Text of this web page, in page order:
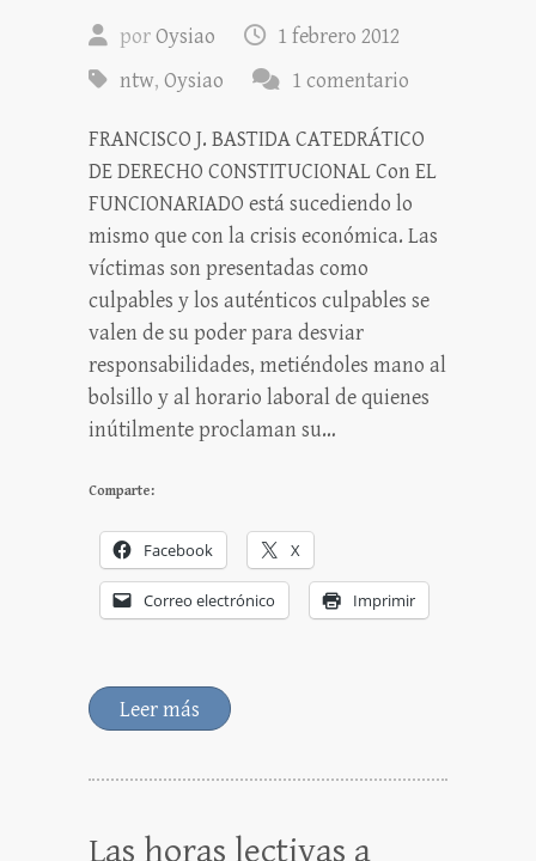
porOysiao
1 febrero 2012
ntw, Oysiao 1 comentario
FRANCISCO J. BASTIDA CATEDRÁTICO
DE DERECHO CONSTITUCIONAL Con EL
FUNCIONARIADO está sucediendo lo
mismo que con la crisis económica. Las
víctimas son presentadas como
culpables y los auténticos culpables se
valen de su poder para desviar
responsabilidades, metiéndoles mano al
bolsillo y al horario laboral de quienes
inútilmente proclaman su…
Comparte:
Facebook X
Correo electrónico Imprimir
Leer más
Las horas lectivas a